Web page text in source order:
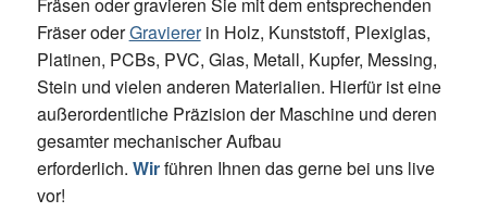
Fräsen oder gravieren Sie mit dem entsprechenden
Fräser oderGraviererin Holz, Kunststoff, Plexiglas,
Platinen, PCBs, PVC, Glas, Metall, Kupfer, Messing,
Stein und vielen anderen Materialien. Hierfür ist eine
außerordentliche Präzision der Maschine und deren
gesamter mechanischer Aufbau
erforderlich. Wirführen Ihnen das gerne bei uns live
vor!